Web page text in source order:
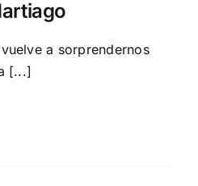
a sorprendernos
[...]